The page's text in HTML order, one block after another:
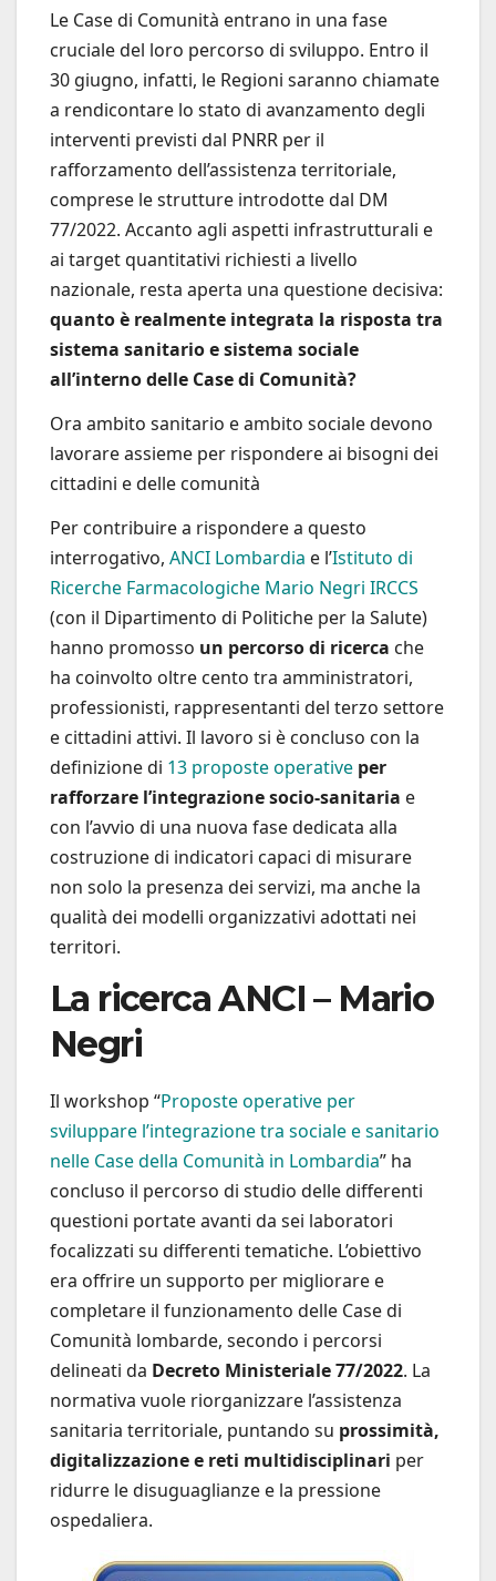
Le Case di Comunità entrano in una fase
cruciale del loro percorso di sviluppo. Entro il
30 giugno, infatti, le Regioni saranno chiamate
a rendicontare lo stato di avanzamento degli
interventi previsti dal PNRR per il
rafforzamento dell’assistenza territoriale,
comprese le strutture introdotte dal DM
77/2022. Accanto agli aspetti infrastrutturali e
ai target quantitativi richiesti a livello
nazionale, resta aperta una questione decisiva:
quanto è realmente integrata la risposta tra
sistema sanitario e sistema sociale
all’interno delle Case di Comunità?
Ora ambito sanitario e ambito sociale devono
lavorare assieme per rispondere ai bisogni dei
cittadini e delle comunità
Per contribuire a rispondere a questo
interrogativo, ANCI Lombardia e l’Istituto di
Ricerche Farmacologiche Mario Negri IRCCS
(con il Dipartimento di Politiche per la Salute)
hanno promosso un percorso di ricerca che
ha coinvolto oltre cento tra amministratori,
professionisti, rappresentanti del terzo settore
e cittadini attivi. Il lavoro si è concluso con la
definizione di 13 proposte operative per
rafforzare l’integrazione socio-sanitaria e
con l’avvio di una nuova fase dedicata alla
costruzione di indicatori capaci di misurare
non solo la presenza dei servizi, ma anche la
qualità dei modelli organizzativi adottati nei
territori.
La ricerca ANCI – Mario
Negri
Il workshop “Proposte operative per
sviluppare l’integrazione tra sociale e sanitario
nelle Case della Comunità in Lombardia” ha
concluso il percorso di studio delle differenti
questioni portate avanti da sei laboratori
focalizzati su differenti tematiche. L’obiettivo
era offrire un supporto per migliorare e
completare il funzionamento delle Case di
Comunità lombarde, secondo i percorsi
delineati da Decreto Ministeriale 77/2022. La
normativa vuole riorganizzare l’assistenza
sanitaria territoriale, puntando su prossimità,
digitalizzazione e reti multidisciplinari per
ridurre le disuguaglianze e la pressione
ospedaliera.